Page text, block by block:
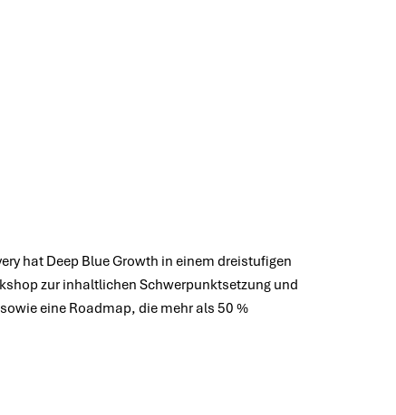
hat Deep Blue Growth in einem dreistufigen
zur inhaltlichen Schwerpunktsetzung und
eine Roadmap, die mehr als 50 %